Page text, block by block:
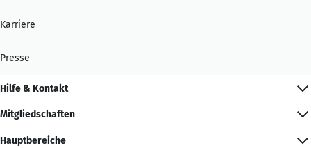
Karriere
Presse
Hilfe & Kontakt
Mitgliedschaften
Hauptbereiche